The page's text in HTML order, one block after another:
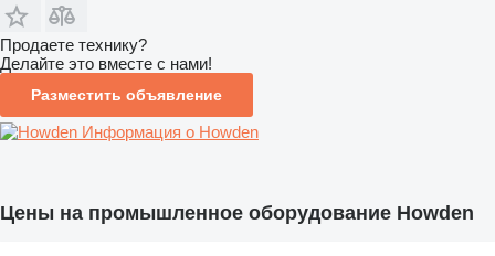
Продаете технику?
Делайте это вместе с нами!
Разместить объявление
Информация о Howden
Цены на промышленное оборудование Howden